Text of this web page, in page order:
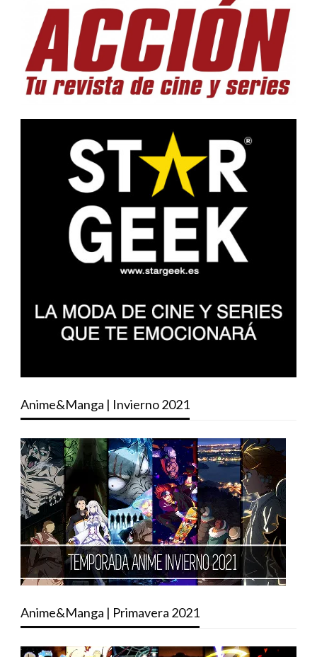
Anime&Manga | Invierno 2021
Anime&Manga | Primavera 2021